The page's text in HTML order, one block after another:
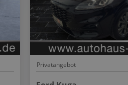
Privatangebot